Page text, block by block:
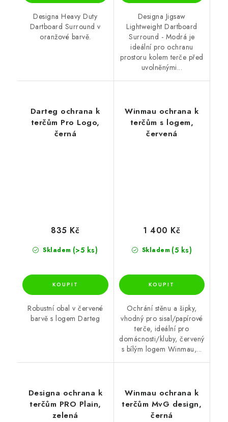
Designa Heavy Duty
Dartboard Surround v
oranžové barvě.
Designa Jigsaw
Lightweight Dartboard
Surround - Modrá je
ideální pro ochranu
prostoru kolem terče před
uvolněnými...
Darteg ochrana k
terčům Pro Logo,
černá
Skladem (>5 ks)
835 Kč
Robustní obal v červené
barvě s logem Darteg
Winmau ochrana k
terčům s logem,
červená
Skladem (5 ks)
1 400 Kč
Ochrání stěnu a šipky,
vhodný pro sisal/papírové
terče, ideální pro
domácnosti/kluby, červený
s bílým logem Winmau,...
Designa ochrana k
terčům PRO Plain,
zelená
Winmau ochrana k
terčům MvG design,
černá